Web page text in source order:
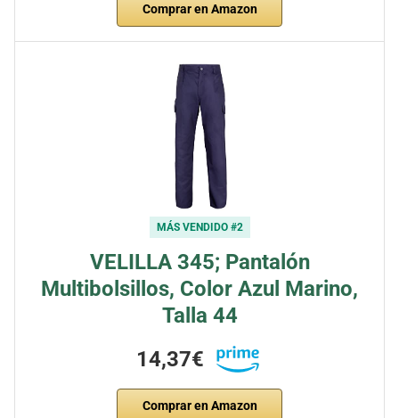
Comprar en Amazon
MÁS VENDIDO #2
VELILLA 345; Pantalón
Multibolsillos, Color Azul Marino,
Talla 44
14,37€
Comprar en Amazon